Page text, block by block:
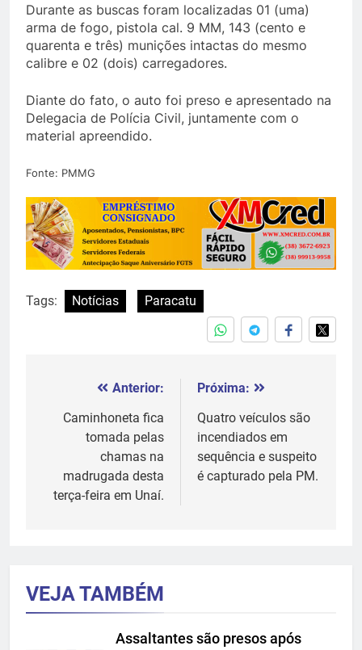
Durante as buscas foram localizadas 01 (uma)
arma de fogo, pistola cal. 9 MM, 143 (cento e
quarenta e três) munições intactas do mesmo
calibre e 02 (dois) carregadores.
Diante do fato, o auto foi preso e apresentado na
Delegacia de Polícia Civil, juntamente com o
material apreendido.
Fonte: PMMG
Tags: Notícias Paracatu
Navegação
Anterior:
Caminhoneta fica
tomada pelas
chamas na
madrugada desta
terça-feira em Unaí.
Próxima:
Quatro veículos são
incendiados em
sequência e suspeito
é capturado pela PM.
VEJA TAMBÉM
Assaltantes são presos após